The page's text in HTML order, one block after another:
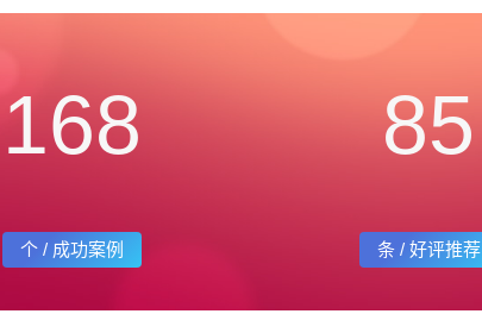
168
个 / 成功案例
85
条 / 好评推荐